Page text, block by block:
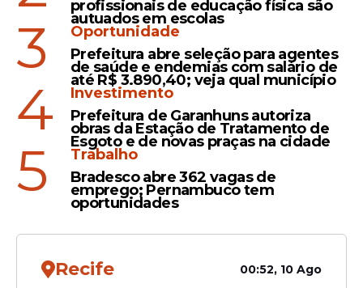
Veja Também
Técnico em administração
Técnico em laboratório
Técnico em saúde bucal
Técnico em radioterapia
remuneração de R$ 1.621,00, com jornada
profissionais de educação física são
autuados em escolas
3
Oportunidade
Prefeitura abre seleção para agentes
de saúde e endemias com salário de
até R$ 3.890,40; veja qual município
4
Investimento
Prefeitura de Garanhuns autoriza
obras da Estação de Tratamento de
Esgoto e de novas praças na cidade
5
Trabalho
Bradesco abre 362 vagas de
emprego; Pernambuco tem
oportunidades
Recife 00:52, 10 Ago